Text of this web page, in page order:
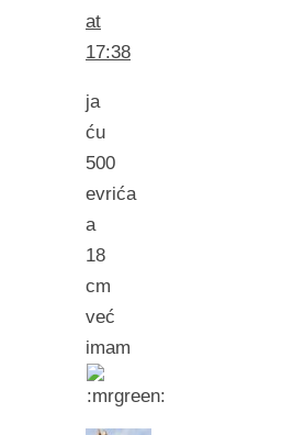
at
17:38
ja
ću
500
evrića
a
18
cm
već
imam